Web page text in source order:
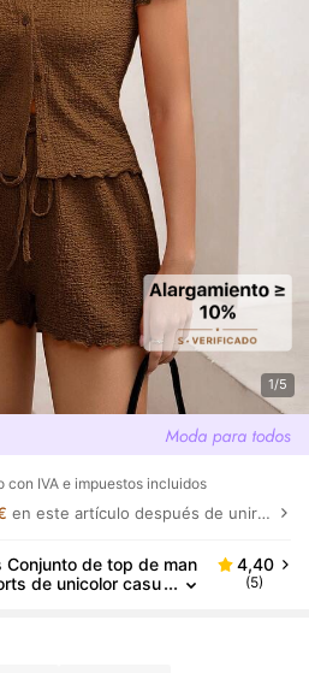
1/5
con IVA e impuestos incluidos
en este artículo después de unirte.
Conjunto de top de man
de unicolor casu
4,40
(5)